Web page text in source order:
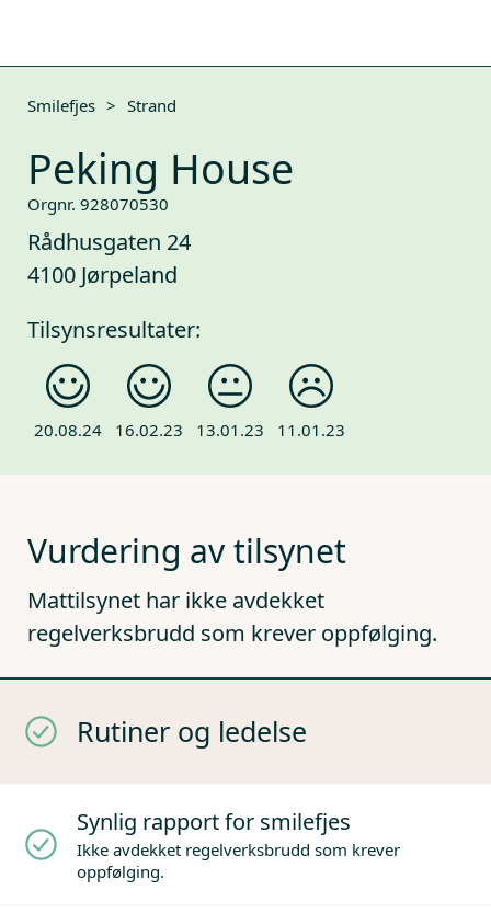
Smilefjes > Strand
Peking House
Orgnr. 928070530
Rådhusgaten 24
4100 Jørpeland
Tilsynsresultater:
20.08.24 16.02.23 13.01.23 11.01.23
Vurdering av tilsynet
Mattilsynet har ikke avdekket
regelverksbrudd som krever oppfølging.
Rutiner og ledelse
Synlig rapport for smilefjes
Ikke avdekket regelverksbrudd som krever
oppfølging.